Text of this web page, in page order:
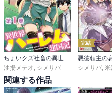
ちょいクズ社畜の異世界ハーレム建国記【単行本版】
油揚メテオ, シメサバ
完結
シメサバ,
関連する作品